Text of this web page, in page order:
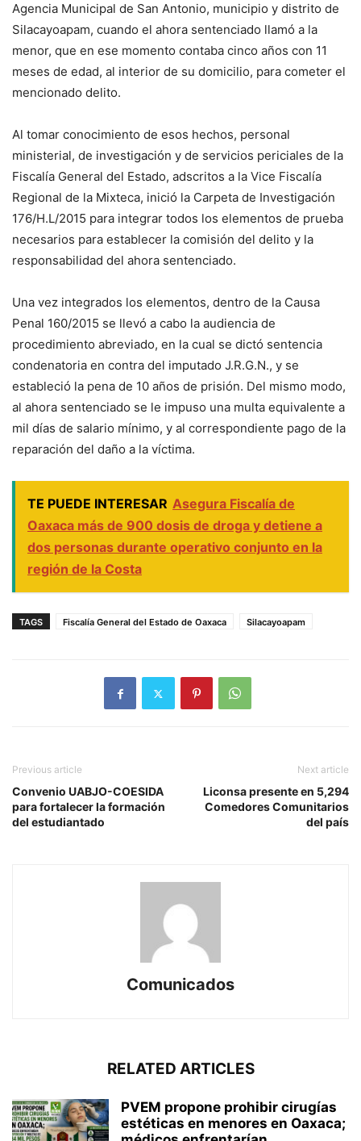
Agencia Municipal de San Antonio, municipio y distrito de
Silacayoapam, cuando el ahora sentenciado llamó a la
menor, que en ese momento contaba cinco años con 11
meses de edad, al interior de su domicilio, para cometer el
mencionado delito.
Al tomar conocimiento de esos hechos, personal
ministerial, de investigación y de servicios periciales de la
Fiscalía General del Estado, adscritos a la Vice Fiscalía
Regional de la Mixteca, inició la Carpeta de Investigación
176/H.L/2015 para integrar todos los elementos de prueba
necesarios para establecer la comisión del delito y la
responsabilidad del ahora sentenciado.
Una vez integrados los elementos, dentro de la Causa
Penal 160/2015 se llevó a cabo la audiencia de
procedimiento abreviado, en la cual se dictó sentencia
condenatoria en contra del imputado J.R.G.N., y se
estableció la pena de 10 años de prisión. Del mismo modo,
al ahora sentenciado se le impuso una multa equivalente a
mil días de salario mínimo, y al correspondiente pago de la
reparación del daño a la víctima.
TE PUEDE INTERESAR Asegura Fiscalía de
Oaxaca más de 900 dosis de droga y detiene a
dos personas durante operativo conjunto en la
región de la Costa
TAGS Fiscalía General del Estado de Oaxaca Silacayoapam
Previous article
Convenio UABJO-COESIDA
para fortalecer la formación
del estudiantado
Next article
Liconsa presente en 5,294
Comedores Comunitarios
del país
Comunicados
RELATED ARTICLES
PVEM propone prohibir cirugías
estéticas en menores en Oaxaca;